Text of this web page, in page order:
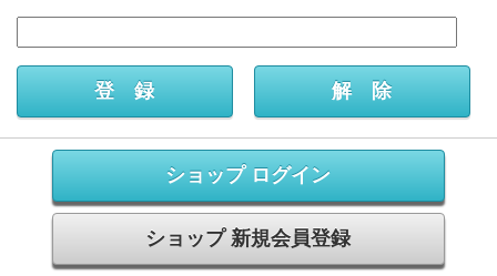
ショップ ログイン
ショップ 新規会員登録